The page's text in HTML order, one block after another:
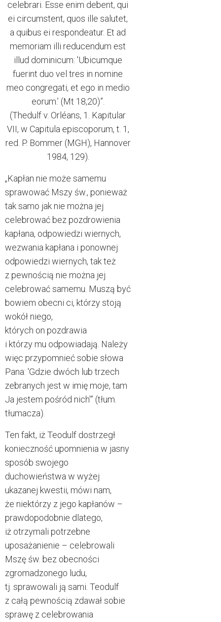
celebrari. Esse enim debent, qui
ei circumstent, quos ille salutet,
a quibus ei respondeatur. Et ad
memoriam illi reducendum est
illud dominicum: 'Ubicumque
fuerint duo vel tres in nomine
meo congregati, et ego in medio
eorum.’ (Mt 18,20)”.
(Thedulf v. Orléans, 1. Kapitular
VII, w Capitula episcoporum, t. 1,
red. P. Bommer (MGH), Hannover
1984, 129).
„Kapłan nie może samemu
sprawować Mszy św., ponieważ
tak samo jak nie można jej
celebrować bez pozdrowienia
kapłana, odpowiedzi wiernych,
wezwania kapłana i ponownej
odpowiedzi wiernych, tak też
z pewnością nie można jej
celebrować samemu. Muszą być
bowiem obecni ci, którzy stoją
wokół niego,
których on pozdrawia
i którzy mu odpowiadają. Należy
więc przypomnieć sobie słowa
Pana: 'Gdzie dwóch lub trzech
zebranych jest w imię moje, tam
Ja jestem pośród nich'” (tłum.
tłumacza).
Ten fakt, iż Teodulf dostrzegł
konieczność upomnienia w jasny
sposób swojego
duchowieństwa w wyżej
ukazanej kwestii, mówi nam,
że niektórzy z jego kapłanów –
prawdopodobnie dlatego,
iż otrzymali potrzebne
uposażanienie – celebrowali
Mszę św. bez obecności
zgromadzonego ludu,
tj. sprawowali ją sami. Teodulf
z całą pewnością zdawał sobie
sprawę z celebrowania